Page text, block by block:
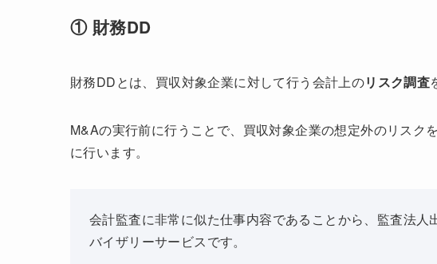
① 財務DD
財務DDとは、買収対象企業に対して行う会計上のリスク調査
M&Aの実行前に行うことで、買収対象企業の想定外のリスク
に行います。
会計監査に非常に似た仕事内容であることから、監査法
バイザリーサービスです。